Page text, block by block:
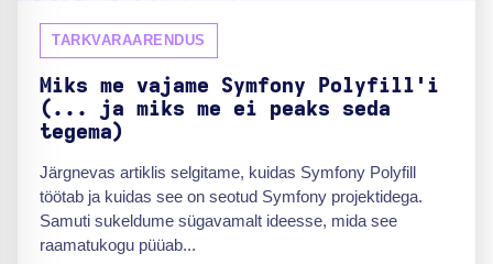
TARKVARAARENDUS
Miks me vajame Symfony Polyfill'i
(... ja miks me ei peaks seda
tegema)
Järgnevas artiklis selgitame, kuidas Symfony Polyfill
töötab ja kuidas see on seotud Symfony projektidega.
Samuti sukeldume sügavamalt ideesse, mida see
raamatukogu püüab...